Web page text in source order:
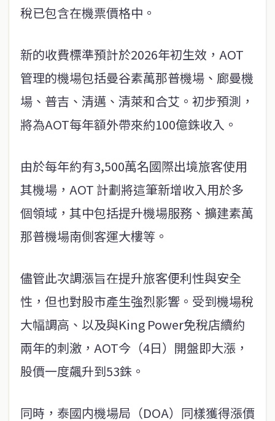
稅已包含在機票價格中。
新的收費標準預計於2026年初生效，AOT
管理的機場包括曼谷素萬那普機場、廊曼機
場、普吉、清邁、清萊和合艾。初步預測，
將為AOT每年額外帶來約100億銖收入。
由於每年約有3,500萬名國際出境旅客使用
其機場，AOT 計劃將這筆新增收入用於多
個領域，其中包括提升機場服務、擴建素萬
那普機場南側客運大樓等。
儘管此次調漲旨在提升旅客便利性與安全
性，但也對股市產生強烈影響。受到機場稅
大幅調高、以及與King Power免稅店續約
兩年的刺激，AOT今（4日）開盤即大漲，
股價一度飆升到53銖。
同時，泰國内機場局（DOA）同樣獲得漲價